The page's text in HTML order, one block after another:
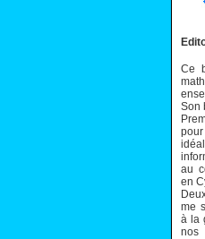
Ce
Son
au
en
me
à la
nos